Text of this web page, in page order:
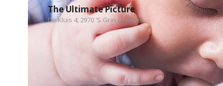
The Ultimate Picture
De Kluis 4, 2970 'S Gravenwezel